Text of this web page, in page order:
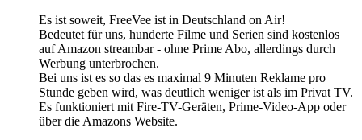
Es ist soweit, FreeVee ist in Deutschland on Air!
Bedeutet für uns, hunderte Filme und Serien sind kostenlos
auf Amazon streambar - ohne Prime Abo, allerdings durch
Werbung unterbrochen.
Bei uns ist es so das es maximal 9 Minuten Reklame pro
Stunde geben wird, was deutlich weniger ist als im Privat TV.
Es funktioniert mit Fire-TV-Geräten, Prime-Video-App oder
über die Amazons Website.